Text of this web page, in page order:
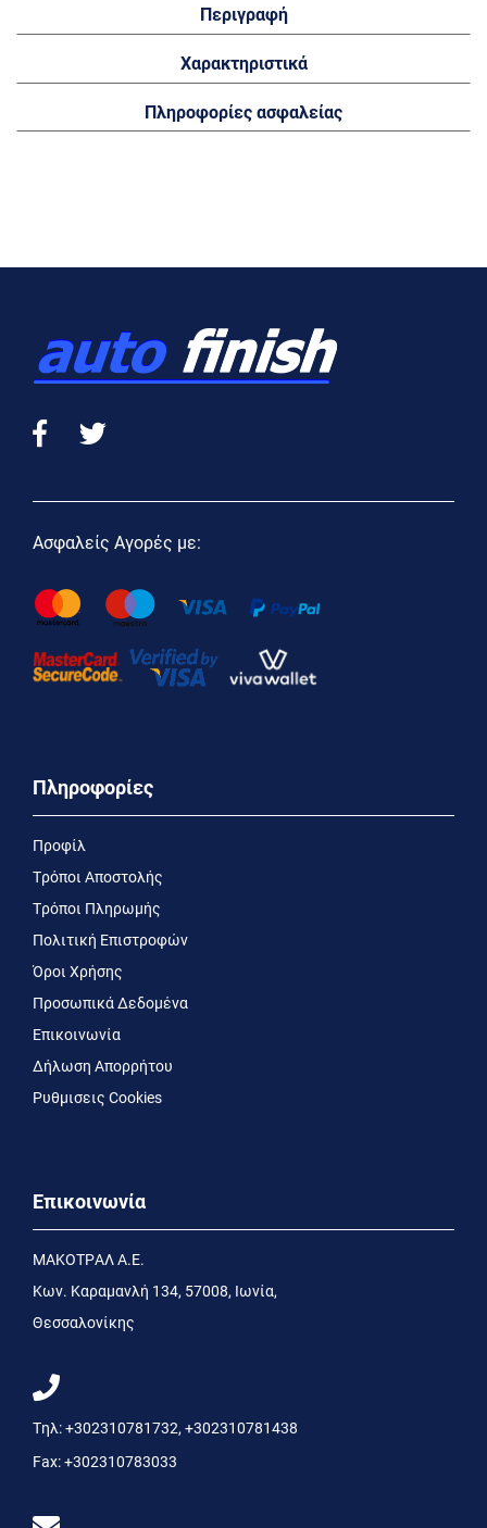
Περιγραφή
Χαρακτηριστικά
Πληροφορίες ασφαλείας
Ασφαλείς Αγορές με:
Πληροφορίες
Προφίλ
Τρόποι Αποστολής
Τρόποι Πληρωμής
Πολιτική Επιστροφών
Όροι Χρήσης
Προσωπικά Δεδομένα
Επικοινωνία
Δήλωση Απορρήτου
Ρυθμισεις Cookies
Επικοινωνία
MΑΚΟΤΡΑΛ Α.Ε.
Kων. Kαραμανλή 134, 57008, Ιωνία,
Θεσσαλονίκης
Τηλ:+302310781732, +302310781438
Fax:+302310783033